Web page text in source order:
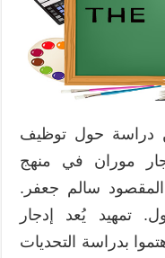
دراسة حول توظيف
موران في منهج
المقصود سالم جعفر.
تمهيد يُعد إدجار
بدراسة التحديات